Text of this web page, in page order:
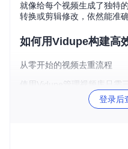
就像给每个视频生成了独特
转换或剪辑修改，依然能准
如何用Vidupe构建高
从零开始的视频去重流程
使用Vidupe管理视频库只需
览按钮添加需要扫描的文件
件。接着点击"Find
登录后